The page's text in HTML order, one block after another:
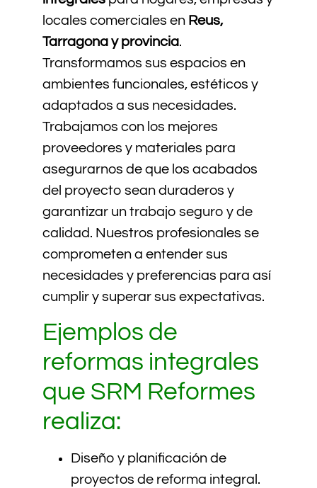
locales comerciales en Reus,
Tarragona y provincia.
Transformamos sus espacios en
ambientes funcionales, estéticos y
adaptados a sus necesidades.
Trabajamos con los mejores
proveedores y materiales para
asegurarnos de que los acabados
del proyecto sean duraderos y
garantizar un trabajo seguro y de
calidad. Nuestros profesionales se
comprometen a entender sus
necesidades y preferencias para así
cumplir y superar sus expectativas.
Ejemplos de
reformas integrales
que SRM Reformes
realiza:
Diseño y planificación de
proyectos de reforma integral.